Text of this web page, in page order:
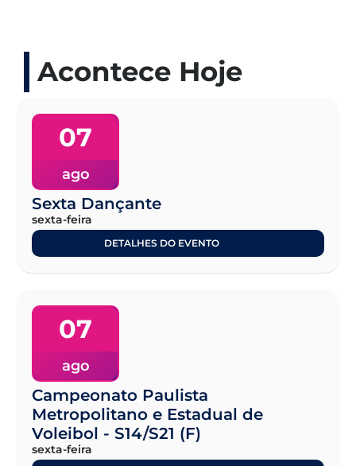
Acontece Hoje
07
ago
Sexta Dançante
sexta-feira
DETALHES DO EVENTO
07
ago
Campeonato Paulista
Metropolitano e Estadual de
Voleibol - S14/S21 (F)
sexta-feira